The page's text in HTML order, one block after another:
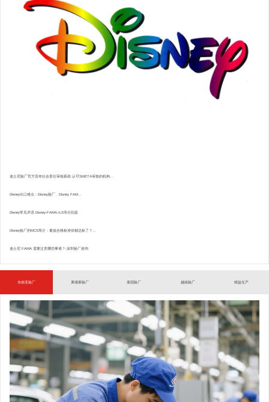
迪士尼验厂官方宣布社会责任审核新政:认可SMETA审核的机构...
Disney出口难点：Disney验厂、Disney FAM...
Disney常见术语.Disney-FAMA,ILS等分别是
Disney验厂的MCS简介：最低合格标准你都达标了？...
迪士尼 FAMA 需要注意哪些事项？-深圳验厂咨询
东南亚验厂 柬埔寨验厂 泰国验厂 越南验厂 精益生产